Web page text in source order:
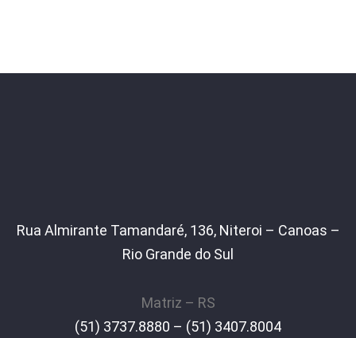
Rua Almirante Tamandaré, 136, Niteroi – Canoas –
Rio Grande do Sul
Matriz – RS
(51) 3737.8880 – (51) 3407.8004